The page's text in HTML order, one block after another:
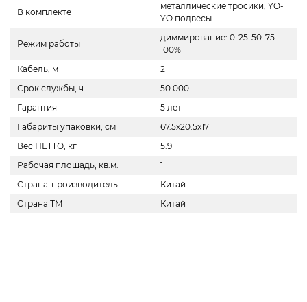
В комплекте
металлические тросики, YO-
YO подвесы
Режим работы
диммирование: 0-25-50-75-
100%
Кабель, м
2
Срок службы, ч
50 000
Гарантия
5 лет
Габариты упаковки, см
67.5x20.5x17
Вес НЕТТО, кг
5.9
Рабочая площадь, кв.м.
1
Страна-производитель
Китай
Страна ТМ
Китай